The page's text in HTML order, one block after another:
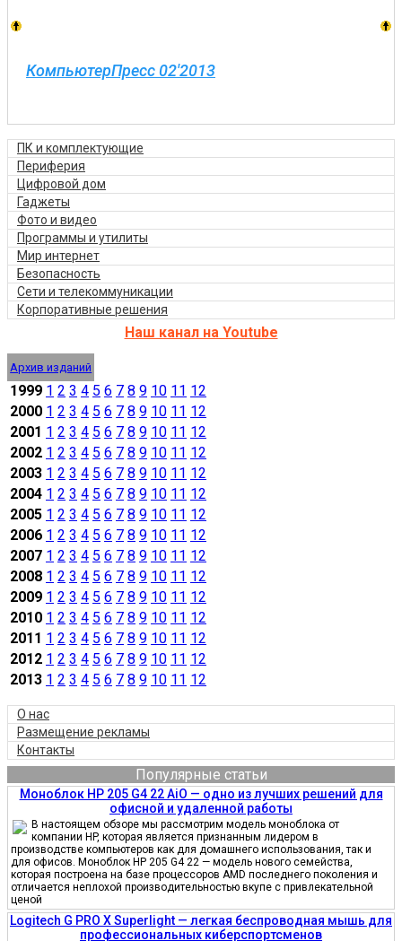
КомпьютерПресс 02'2013
ПК и комплектующие
Периферия
Цифровой дом
Гаджеты
Фото и видео
Программы и утилиты
Мир интернет
Безопасность
Сети и телекоммуникации
Корпоративные решения
Наш канал на Youtube
Архив изданий
1999 1 2 3 4 5 6 7 8 9 10 11 12
2000 1 2 3 4 5 6 7 8 9 10 11 12
2001 1 2 3 4 5 6 7 8 9 10 11 12
2002 1 2 3 4 5 6 7 8 9 10 11 12
2003 1 2 3 4 5 6 7 8 9 10 11 12
2004 1 2 3 4 5 6 7 8 9 10 11 12
2005 1 2 3 4 5 6 7 8 9 10 11 12
2006 1 2 3 4 5 6 7 8 9 10 11 12
2007 1 2 3 4 5 6 7 8 9 10 11 12
2008 1 2 3 4 5 6 7 8 9 10 11 12
2009 1 2 3 4 5 6 7 8 9 10 11 12
2010 1 2 3 4 5 6 7 8 9 10 11 12
2011 1 2 3 4 5 6 7 8 9 10 11 12
2012 1 2 3 4 5 6 7 8 9 10 11 12
2013 1 2 3 4 5 6 7 8 9 10 11 12
О нас
Размещение рекламы
Контакты
Популярные статьи
Моноблок HP 205 G4 22 AiO — одно из лучших решений для
офисной и удаленной работы
В настоящем обзоре мы рассмотрим модель моноблока от
компании HP, которая является признанным лидером в
производстве компьютеров как для домашнего использования, так и
для офисов. Моноблок HP 205 G4 22 — модель нового семейства,
которая построена на базе процессоров AMD последнего поколения и
отличается неплохой производительностью вкупе с привлекательной
ценой
Logitech G PRO X Superlight — легкая беспроводная мышь для
профессиональных киберспортсменов